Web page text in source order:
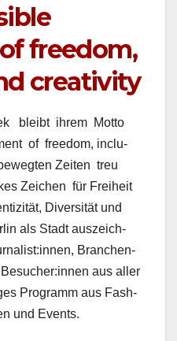
freedom,
creativity
bleibt ihrem Mot­to
of free­dom, inclu­
Zeit­en treu
Zeichen für Frei­heit
Diver­sität und
als Stadt ausze­ich­
Branchen-
aus aller
Pro­gramm aus Fash­
und Events.